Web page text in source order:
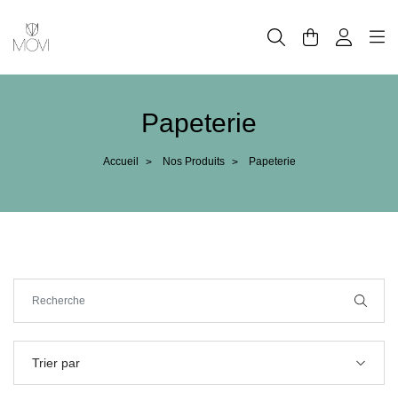
Papeterie
Accueil > Nos Produits > Papeterie
Trier par